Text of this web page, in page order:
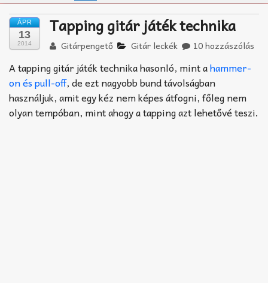
Zeneiskolák
Zeneszerzés alapjai
Akkord-kotta
TABok
ÁPR
13
2014
Tapping gitár játék technika
Gitárpengető Gitár leckék 10 hozzászólás
A tapping gitár játék technika hasonló, mint ahammer-
on és pull-off, de ezt nagyobb bund távolságban
használjuk, amit egy kéz nem képes átfogni, főleg nem
olyan tempóban, mint ahogy a tapping azt lehetővé teszi.